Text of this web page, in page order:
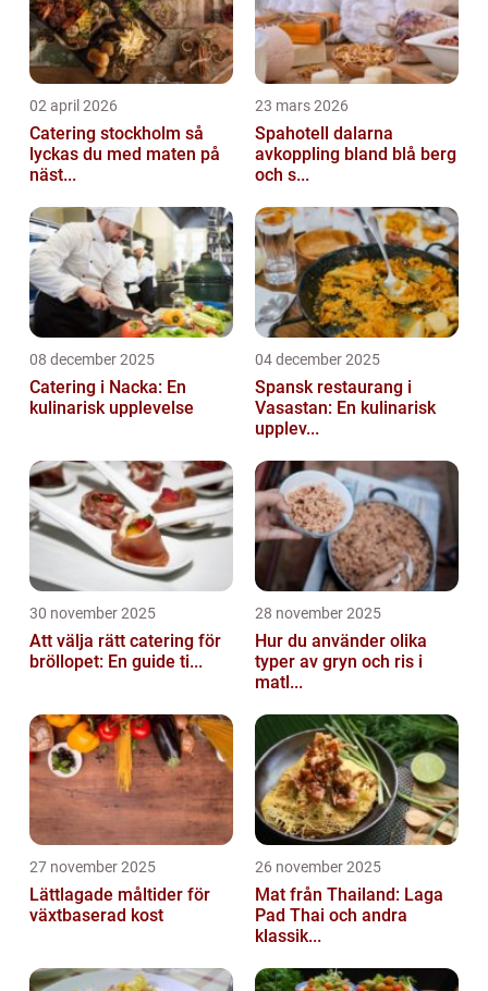
02 april 2026
Catering stockholm så
lyckas du med maten på
näst...
23 mars 2026
Spahotell dalarna
avkoppling bland blå berg
och s...
08 december 2025
Catering i Nacka: En
kulinarisk upplevelse
04 december 2025
Spansk restaurang i
Vasastan: En kulinarisk
upplev...
30 november 2025
Att välja rätt catering för
bröllopet: En guide ti...
28 november 2025
Hur du använder olika
typer av gryn och ris i
matl...
27 november 2025
Lättlagade måltider för
växtbaserad kost
26 november 2025
Mat från Thailand: Laga
Pad Thai och andra
klassik...